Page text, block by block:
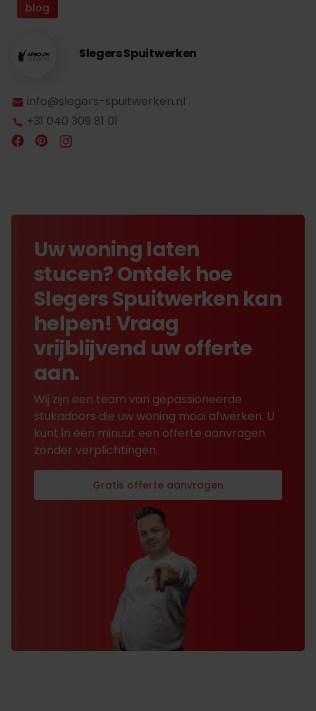
blog
Slegers Spuitwerken
info@slegers-spuitwerken.nl
+31 040 309 81 01
Uw woning laten
stucen? Ontdek hoe
Slegers Spuitwerken kan
helpen! Vraag
vrijblijvend uw offerte
aan.
Wij zijn een team van gepassioneerde
stukadoors die uw woning mooi afwerken. U
kunt in één minuut een offerte aanvragen
zonder verplichtingen.
Gratis offerte aanvragen